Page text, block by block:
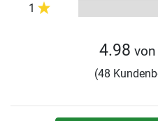
1
4.98 von
(48